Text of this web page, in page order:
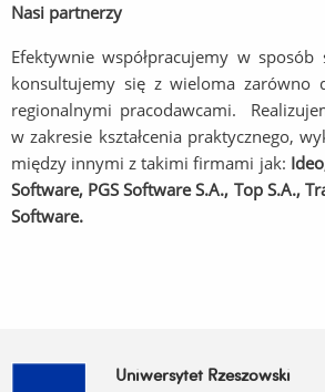
Nasi partnerzy
Efektywnie współpracujemy w
konsultujemy się z wieloma zarówno
regionalnymi pracodawcami.
w zakresie kształcenia praktycznego,
między innymi z takimi firmami jak:
Software, PGS Software S.A., Top S.A.,
Software.
Uniwersytet Rzeszowski